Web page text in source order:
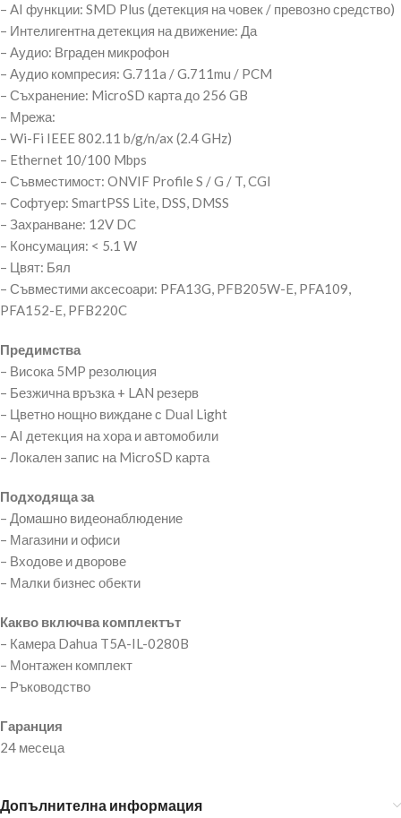
– AI функции: SMD Plus (детекция на човек / превозно средство)
– Интелигентна детекция на движение: Да
– Аудио: Вграден микрофон
– Аудио компресия: G.711a / G.711mu / PCM
– Съхранение: MicroSD карта до 256 GB
– Мрежа:
– Wi-Fi IEEE 802.11 b/g/n/ax (2.4 GHz)
– Ethernet 10/100 Mbps
– Съвместимост: ONVIF Profile S / G / T, CGI
– Софтуер: SmartPSS Lite, DSS, DMSS
– Захранване: 12V DC
– Консумация: < 5.1 W
– Цвят: Бял
– Съвместими аксесоари: PFA13G, PFB205W-E, PFA109,
PFA152-E, PFB220C
Предимства
– Висока 5MP резолюция
– Безжична връзка + LAN резерв
– Цветно нощно виждане с Dual Light
– AI детекция на хора и автомобили
– Локален запис на MicroSD карта
Подходяща за
– Домашно видеонаблюдение
– Магазини и офиси
– Входове и дворове
– Малки бизнес обекти
Какво включва комплектът
– Камера Dahua T5A-IL-0280B
– Монтажен комплект
– Ръководство
Гаранция
24 месеца
Допълнителна информация